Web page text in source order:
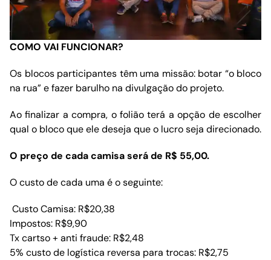
COMO VAI FUNCIONAR?
Os blocos participantes têm uma missão: botar “o bloco
na rua” e fazer barulho na divulgação do projeto.
Ao finalizar a compra, o folião terá a opção de escolher
qual o bloco que ele deseja que o lucro seja direcionado.
O preço de cada camisa será de R$ 55,00.
O custo de cada uma é o seguinte:
Custo Camisa: R$20,38
Impostos: R$9,90
Tx cartso + anti fraude: R$2,48
5% custo de logística reversa para trocas: R$2,75